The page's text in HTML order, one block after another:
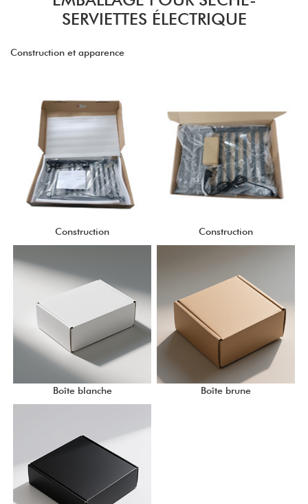
SERVIETTES ÉLECTRIQUE
Construction et apparence
Construction Construction
Boîte blanche Boîte brune